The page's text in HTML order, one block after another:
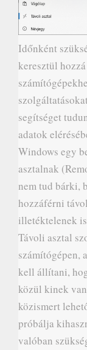
Időnként
keresztül
segítséget
adatok
Windows egy
asztalnak
nem tud bárki,
hozzáférni
illetéktelenek
Távoli asztal
számítógépen,
kell állítani,
közül kinek
közismert
próbálja
valóban